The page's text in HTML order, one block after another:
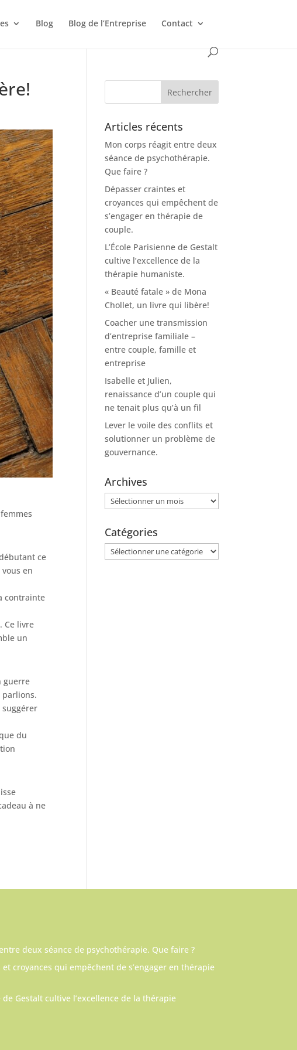
Blog Blog de l’Entreprise Contact
ce
en
contrainte
Ce livre
un
guerre
parlions.
suggérer
du
à ne
Articles récents
Mon corps réagit entre deux
séance de psychothérapie.
Que faire ?
Dépasser craintes et
croyances qui empêchent de
s’engager en thérapie de
couple.
L’École Parisienne de Gestalt
cultive l’excellence de la
thérapie humaniste.
« Beauté fatale » de Mona
Chollet, un livre qui libère!
Coacher une transmission
d’entreprise familiale –
entre couple, famille et
entreprise
Isabelle et Julien,
renaissance d’un couple qui
ne tenait plus qu’à un fil
Lever le voile des conflits et
solutionner un problème de
gouvernance.
Archives
Archives
Catégories
Catégories
deux séance de psychothérapie. Que faire ?
croyances qui empêchent de s’engager en thérapie
de Gestalt cultive l’excellence de la thérapie